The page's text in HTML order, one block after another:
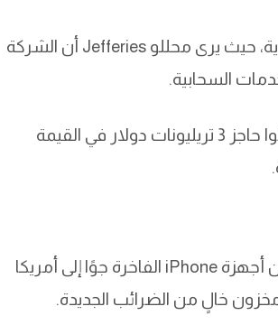
من جهتها، تبدو مايكروسوفت أقل تأثرًا بهذه العاصفة الاقتصادية، حيث يرى محللو Jefferies أن الشركة
السحابية.
الجدير بالذكر أن كل من أبل، مايكروسوفت، وإنفيديا كانوا قد تخطوا حاجز 3 تريليونات دولار في القيمة
ذكرت تقارير أن أبل طلبت من مورّديها شحن أكبر عدد ممكن من أجهزة iPhone الفاخرة جوًا إلى أمريكا
خالٍ من الضرائب الجديدة.